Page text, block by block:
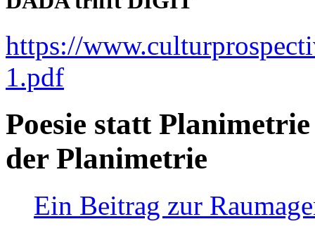
https://
1.pdf
Poesie statt
der Planimetrie
Ein Beitrag zur